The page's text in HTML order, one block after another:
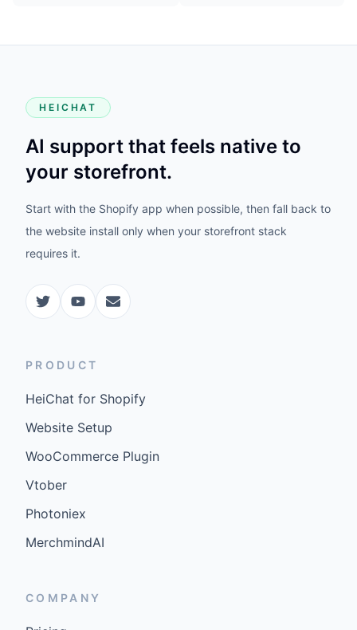
HEICHAT
AI support that feels native to
your storefront.
Start with the Shopify app when possible, then fall back to
the website install only when your storefront stack
requires it.
PRODUCT
HeiChat for Shopify
Website Setup
WooCommerce Plugin
Vtober
Photoniex
MerchmindAI
COMPANY